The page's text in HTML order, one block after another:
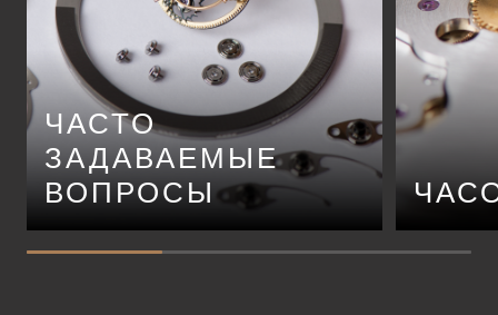
ЧАСТО
ЗАДАВАЕМЫЕ
ВОПРОСЫ